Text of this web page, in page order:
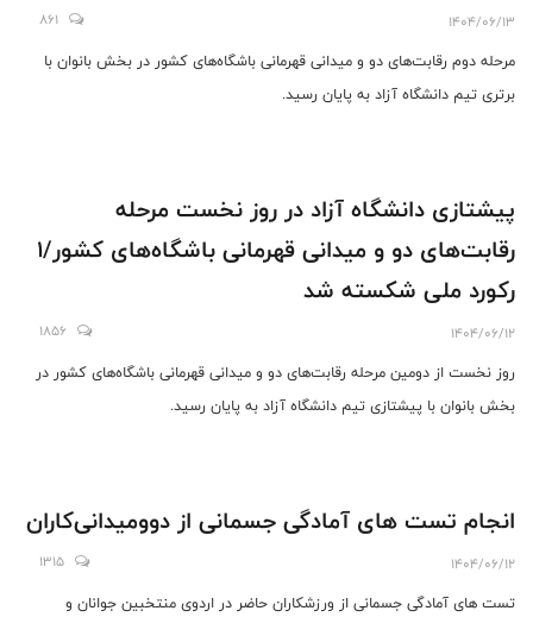
1404/06/13
861
مرحله دوم رقابت‌های دو و میدانی قهرمانی باشگاه‌های کشور در بخش بانوان با
برتری تیم دانشگاه آزاد به پایان رسید.
پیشتازی دانشگاه آزاد در روز نخست مرحله
رقابت‌های دو و میدانی قهرمانی باشگاه‌های کشور/1
رکورد ملی شکسته شد
1404/06/12
1856
روز نخست از دومین مرحله رقابت‌های دو و میدانی قهرمانی باشگاه‌های کشور در
بخش بانوان با پیشتازی تیم دانشگاه آزاد به پایان رسید.
انجام تست های آمادگی جسمانی از دوومیدانی‌کاران
1404/06/12
1315
تست های آمادگی جسمانی از ورزشکاران حاضر در اردوی منتخبین جوانان و